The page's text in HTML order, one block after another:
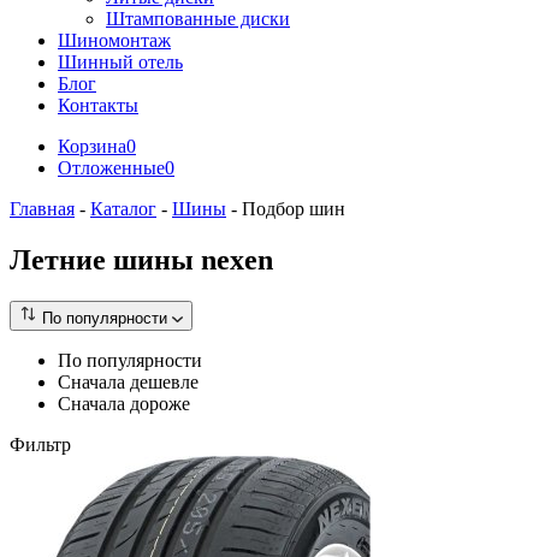
Штампованные диски
Шиномонтаж
Шинный отель
Блог
Контакты
Корзина0
Отложенные0
Главная - Каталог - Шины - Подбор шин
Летние шины nexen
По популярности
По популярности
Сначала дешевле
Сначала дороже
Фильтр